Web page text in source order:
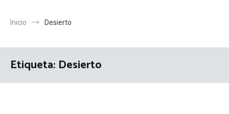
Inicio Desierto
Etiqueta: Desierto